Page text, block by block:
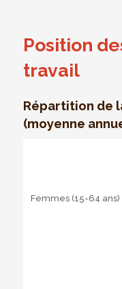
Position
travail
Répartition de
(moyenne
Position des
Répartition de la
The chart has 1 X
Femmes (15-64 ans)